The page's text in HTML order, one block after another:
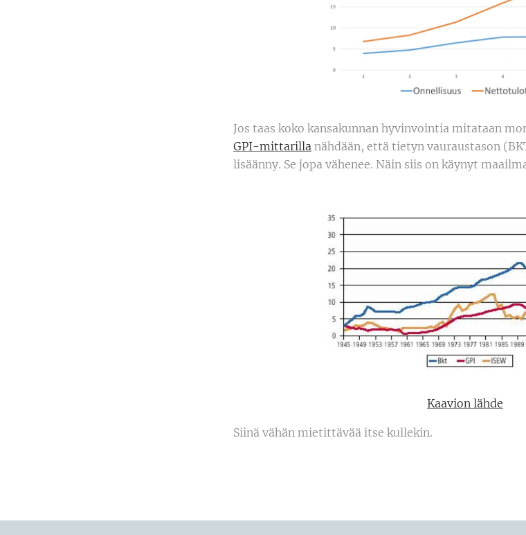
Jos taas koko kansakunnan hyvinvointia mitataan
GPI-mittarilla nähdään, että tietyn vauraustason
lisäänny. Se jopa vähenee. Näin siis on käynyt
Kaavion lähde
Siinä vähän mietittävää itse kullekin.